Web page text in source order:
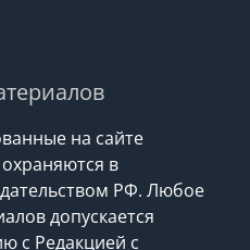
на сайте
в
РФ. Любое
допускается
с Редакцией с